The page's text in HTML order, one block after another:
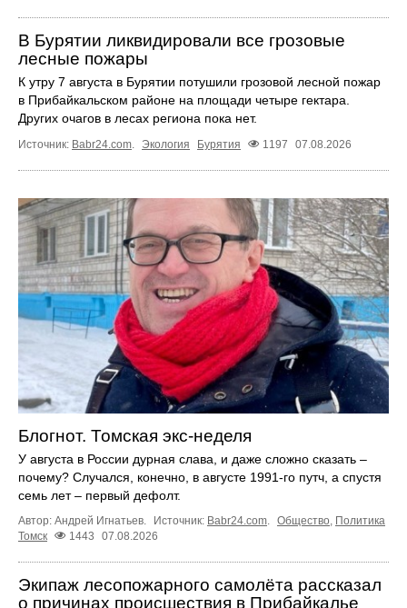
В Бурятии ликвидировали все грозовые
лесные пожары
К утру 7 августа в Бурятии потушили грозовой лесной пожар
в Прибайкальском районе на площади четыре гектара.
Других очагов в лесах региона пока нет.
Источник: Babr24.com. Экология Бурятия 1197 07.08.2026
Блогнот. Томская экс-неделя
У августа в России дурная слава, и даже сложно сказать –
почему? Случался, конечно, в августе 1991-го путч, а спустя
семь лет – первый дефолт.
Автор: Андрей Игнатьев. Источник: Babr24.com. Общество, Политика
Томск
1443 07.08.2026
Экипаж лесопожарного самолёта рассказал
о причинах происшествия в Прибайкалье